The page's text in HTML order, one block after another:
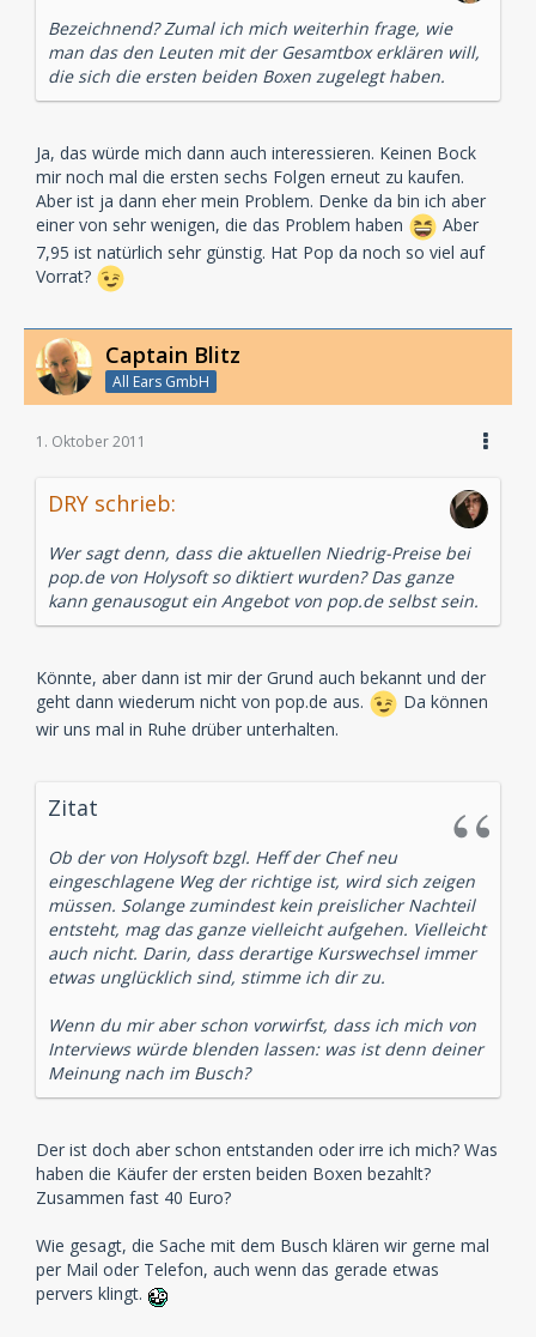
Bezeichnend? Zumal ich mich weiterhin frage, wie
man das den Leuten mit der Gesamtbox erklären will,
die sich die ersten beiden Boxen zugelegt haben.
Ja, das würde mich dann auch interessieren. Keinen Bock
mir noch mal die ersten sechs Folgen erneut zu kaufen.
Aber ist ja dann eher mein Problem. Denke da bin ich aber
einer von sehr wenigen, die das Problem haben
Aber
7,95 ist natürlich sehr günstig. Hat Pop da noch so viel auf
Vorrat?
Captain Blitz
All Ears GmbH
1. Oktober 2011
DRY schrieb:
Wer sagt denn, dass die aktuellen Niedrig-Preise bei
pop.de von Holysoft so diktiert wurden? Das ganze
kann genausogut ein Angebot von pop.de selbst sein.
Könnte, aber dann ist mir der Grund auch bekannt und der
geht dann wiederum nicht von pop.de aus.
Da können
wir uns mal in Ruhe drüber unterhalten.
Zitat
Ob der von Holysoft bzgl. Heff der Chef neu
eingeschlagene Weg der richtige ist, wird sich zeigen
müssen. Solange zumindest kein preislicher Nachteil
entsteht, mag das ganze vielleicht aufgehen. Vielleicht
auch nicht. Darin, dass derartige Kurswechsel immer
etwas unglücklich sind, stimme ich dir zu.
Wenn du mir aber schon vorwirfst, dass ich mich von
Interviews würde blenden lassen: was ist denn deiner
Meinung nach im Busch?
Der ist doch aber schon entstanden oder irre ich mich? Was
haben die Käufer der ersten beiden Boxen bezahlt?
Zusammen fast 40 Euro?
Wie gesagt, die Sache mit dem Busch klären wir gerne mal
per Mail oder Telefon, auch wenn das gerade etwas
pervers klingt.